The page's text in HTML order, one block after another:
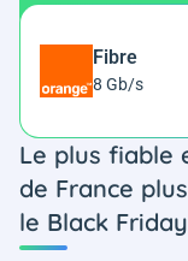
Fibre
8 Gb/s
Le plus fiable
de France
le Black